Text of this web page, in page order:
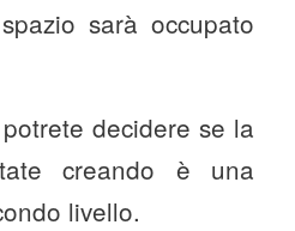
sarà occupato
decidere se la
creando è una
secondo livello.